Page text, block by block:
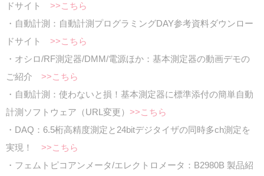
ドサイト >>こちら
・自動計測：自動計測プログラミングDAY参考資料ダウンロー
ドサイト >>こちら
・オシロ/RF測定器/DMM/電源ほか：基本測定器の動画デモの
ご紹介 >>こちら
・自動計測：使わないと損！基本測定器に標準添付の簡単自動
計測ソフトウェア（URL変更） >>こちら
・DAQ：6.5桁高精度測定と24bitデジタイザの同時多ch測定を
実現！ >>こちら
・フェムトピコアンメータ/エレクトロメータ：B2980B 製品紹